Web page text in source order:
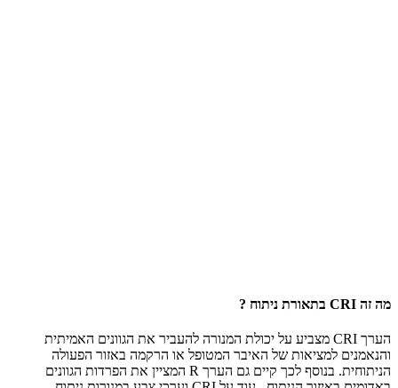
מה זה CRI בתאורת ניתוח ?
הערך CRI מצביע על יכולת המנורה להעביר את הגוונים האמיתית
והנאמנים למציאות של האיבר המטופל או הרקמה באזור הפעולה
הניתוחית. בנוסף לכך קיים גם הערך R המציין את הפרדות הגוונים